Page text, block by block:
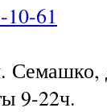
61
9-22ч.